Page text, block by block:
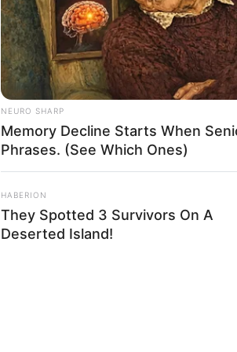
Τα Τέμπη, το
και ως
τόσους
ακόμα
Αυτό …η
ΥΓ : Και
και Ιταλία
NEURO SHARP
Memory Decline Starts When
Phrases. (See Which Ones)
HABERION
They Spotted 3 Survivors On A
Deserted Island!